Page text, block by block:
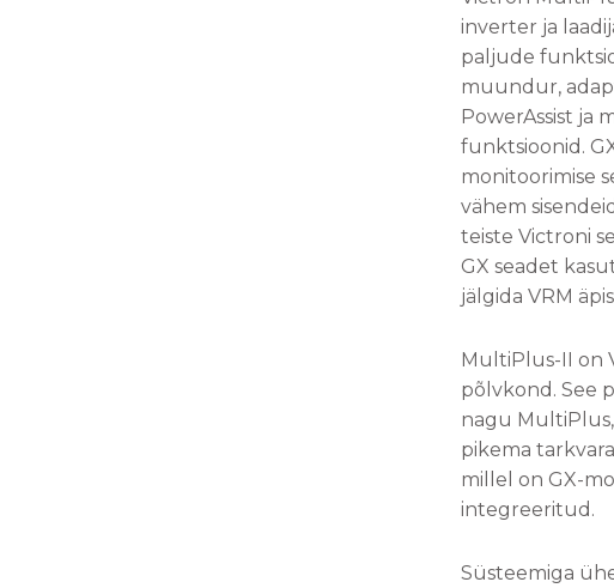
inverter ja
paljude
muundur,
PowerAssist ja
funktsioonid.
monitoorimise
vähem
teiste Victroni
GX seadet
jälgida VRM
MultiPlus-II on
põlvkond. See
nagu
pikema
millel on GX-
integreeritud.
Süsteemiga